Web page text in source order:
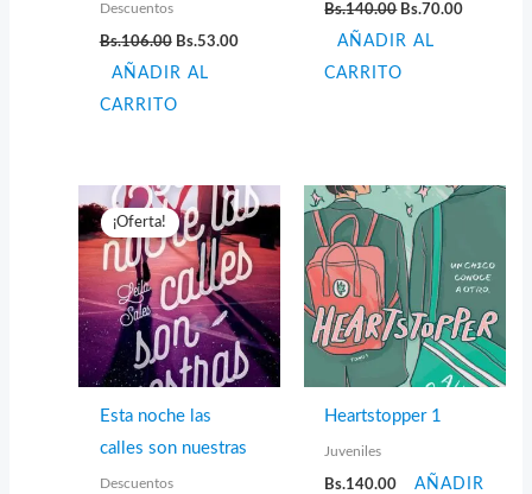
Descuentos
Bs.106.00 El
original
era:
Bs.106.00.
Bs.53.00El
AÑADIR AL
CARRITO
Bs.140.00
original
Bs.140.00.
Bs.70.00
AÑADIR AL
CARRITO
¡Oferta!
Esta noche las
calles son nuestras
Descuentos
Heartstopper 1
Juveniles
Bs.140.00
AÑADIR